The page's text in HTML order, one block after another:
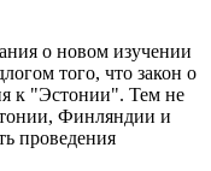
о новом изучении
того, что закон о
к "Эстонии". Тем не
Финляндии и
проведения